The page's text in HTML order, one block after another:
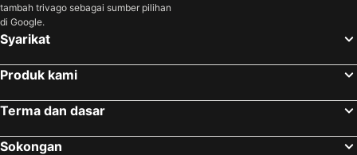
tambah trivago sebagai sumber pilihan
di Google.
Syarikat
Produk kami
Terma dan dasar
Sokongan